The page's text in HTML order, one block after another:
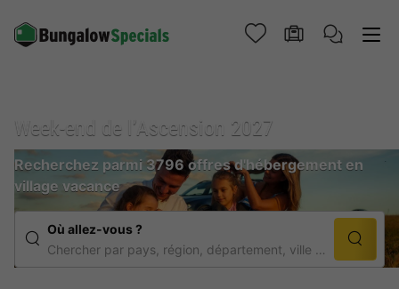
Week-end de l’Ascension 2027
Recherchez parmi 3796 offres d'hébergement en
village vacance
Où allez-vous ?
Chercher par pays, région, département, ville et nom d'établissement